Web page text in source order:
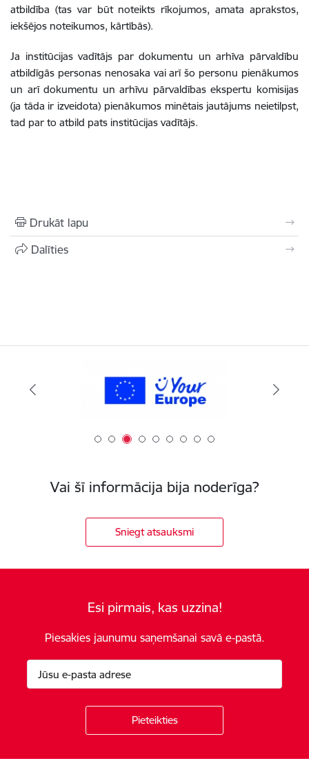
atbildība (tas var būt noteikts rīkojumos, amata aprakstos,
iekšējos noteikumos, kārtībās).
Ja institūcijas vadītājs par dokumentu un arhīva pārvaldību
atbildīgās personas nenosaka vai arī šo personu pienākumos
un arī dokumentu un arhīvu pārvaldības ekspertu komisijas
(ja tāda ir izveidota) pienākumos minētais jautājums neietilpst,
tad par to atbild pats institūcijas vadītājs.
Drukāt lapu
Dalīties
Vai šī informācija bija noderīga?
Sniegt atsauksmi
Esi pirmais, kas uzzina!
Piesakies jaunumu saņemšanai savā e-pastā.